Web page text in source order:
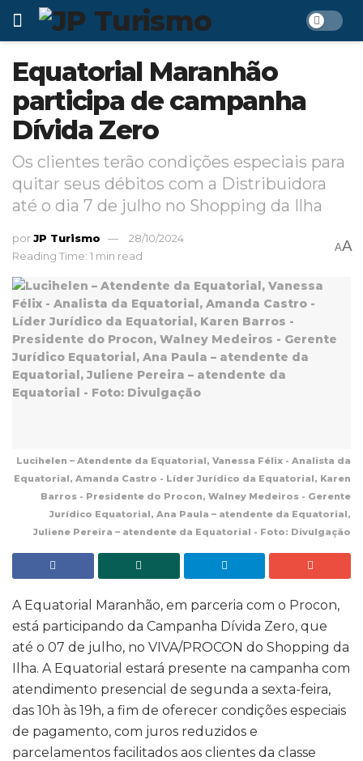
Equatorial Maranhão
participa de campanha
Dívida Zero
Os clientes terão condições especiais para
quitar seus débitos com a Distribuidora
até o dia 7 de julho no Shopping da Ilha
porJP Turismo
28/10/2024
Reading Time: 1 min read
AA
Lucihelen – Atendente da Equatorial, Vanessa Félix - Analista da
Equatorial, Amanda Castro - Líder Jurídico da Equatorial, Karen
Barros - Presidente do Procon, Walney Medeiros - Gerente
Jurídico Equatorial, Ana Paula – atendente da Equatorial,
Juliene Pereira – atendente da Equatorial - Foto: Divulgação
A Equatorial Maranhão, em parceria com o Procon,
está participando da Campanha Dívida Zero, que
até o 07 de julho, no VIVA/PROCON do Shopping da
Ilha. A Equatorial estará presente na campanha com
atendimento presencial de segunda a sexta-feira,
das 10h às 19h, a fim de oferecer condições especiais
de pagamento, com juros reduzidos e
parcelamentos facilitados aos clientes da classe